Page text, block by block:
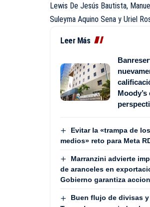
Lewis De Jesús Bautista,
Suleyma Aquino Sena y Uriel
Leer Más
Moody’s
Evitar la «trampa de
medios» reto para Meta
Marranzini advierte
de aranceles en
Gobierno garantiza
Buen flujo de divisas